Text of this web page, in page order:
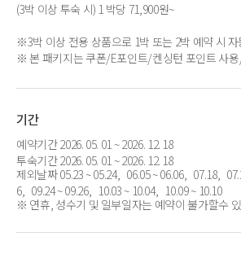
(3박 이상 투숙 시) 1 박당 71,900원~
※3박 이상 전용 상품으로 1박 또는 2박 예약 시
※ 본 패키지는 쿠폰/E포인트/켄싱턴 포인트 사
기간
예약기간 2026. 05. 01 ~ 2026. 12. 18
투숙기간 2026. 05. 01 ~ 2026. 12. 18
제외날짜 05.23 ~ 05.24, 06.05 ~ 06.06, 07.18,
6, 09.24 ~ 09.26, 10.03 ~ 10.04, 10.09 ~ 10.10
※ 연휴, 성수기 및 일부일자는 예약이 불가할수